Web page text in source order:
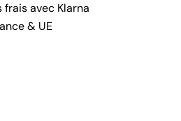
frais avec Klarna
& UE